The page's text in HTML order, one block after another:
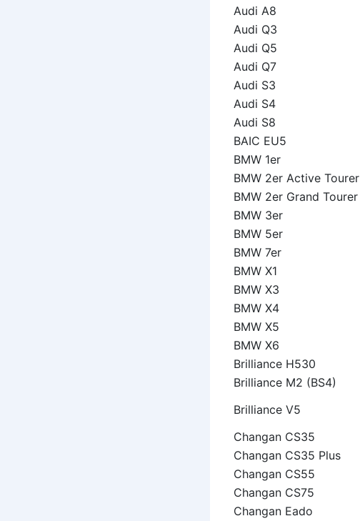
Audi A8
Audi Q3
Audi Q5
Audi Q7
Audi S3
Audi S4
Audi S8
BAIC EU5
BMW 1er
BMW 2er Active Tourer
BMW 2er Grand Tourer
BMW 3er
BMW 5er
BMW 7er
BMW X1
BMW X3
BMW X4
BMW X5
BMW X6
Brilliance H530
Brilliance M2 (BS4)
Brilliance V5
Changan CS35
Changan CS35 Plus
Changan CS55
Changan CS75
Changan Eado